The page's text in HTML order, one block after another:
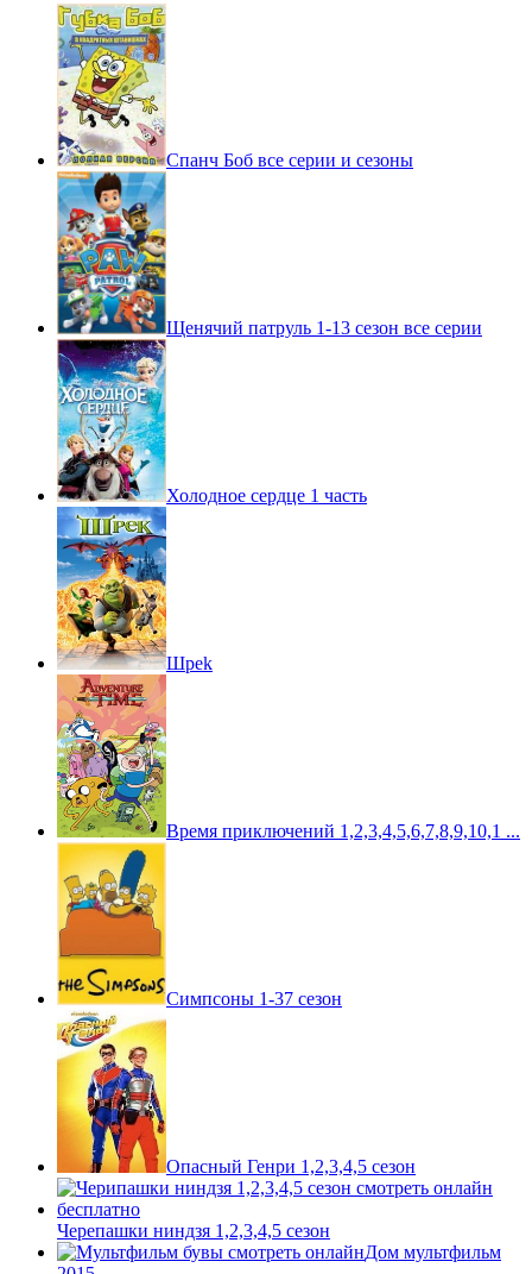
Спанч Боб все серии и сезоны
Щенячий патруль 1-13 сезон все серии
Холодное сердце 1 часть
Шpek
Время приключений 1,2,3,4,5,6,7,8,9,10,1 ...
Симпсоны 1-37 сезон
Опасный Генри 1,2,3,4,5 сезон
Черепашки ниндзя 1,2,3,4,5 сезон
Дом мультфильм